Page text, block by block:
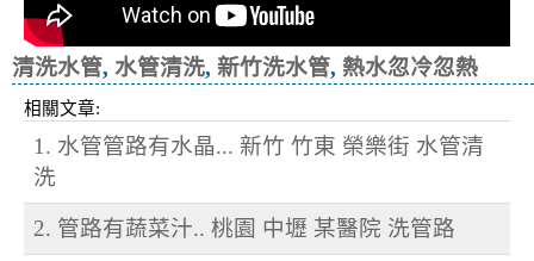
清洗水管, 水管清洗, 新竹洗水管, 熱水忽冷忽熱
相關文章:
1. 水管管路有水晶... 新竹 竹東 榮樂街 水管清
洗
2. 管路有蔬菜汁.. 桃園 中壢 某醫院 洗管路